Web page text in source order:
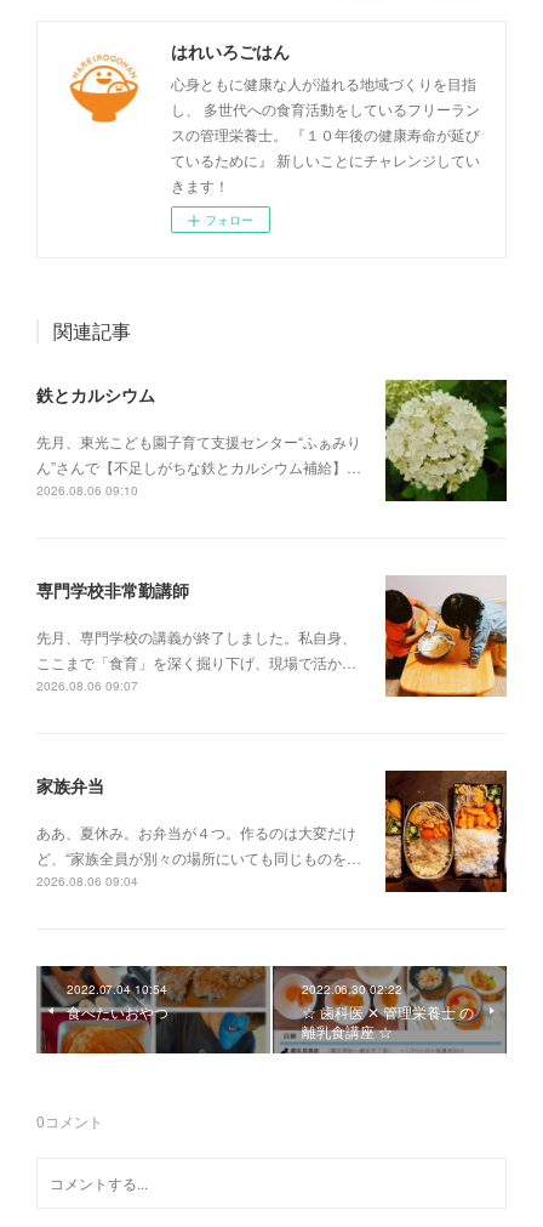
はれいろごはん
心身ともに健康な人が溢れる地域づくりを目指
し、 多世代への食育活動をしているフリーラン
スの管理栄養士。 『１０年後の健康寿命が延び
ているために』 新しいことにチャレンジしてい
きます！
フォロー
関連記事
鉄とカルシウム
先月、東光こども園子育て支援センター“ふぁみり
ん”さんで【不足しがちな鉄とカルシウム補給】…
2026.08.06 09:10
専門学校非常勤講師
先月、専門学校の講義が終了しました。私自身、
ここまで「食育」を深く掘り下げ、現場で活か…
2026.08.06 09:07
家族弁当
ああ、夏休み。お弁当が４つ。作るのは大変だけ
ど、“家族全員が別々の場所にいても同じものを…
2026.08.06 09:04
2022.07.04 10:54
食べたいおやつ
2022.06.30 02:22
☆ 歯科医 ✕ 管理栄養士 の
離乳食講座 ☆
0コメント